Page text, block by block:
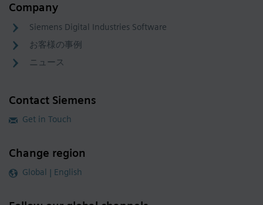
Company
Siemens Digital Industries Software
お客様の事例
ニュース
Contact Siemens
Get in Touch
Change region
Global | English